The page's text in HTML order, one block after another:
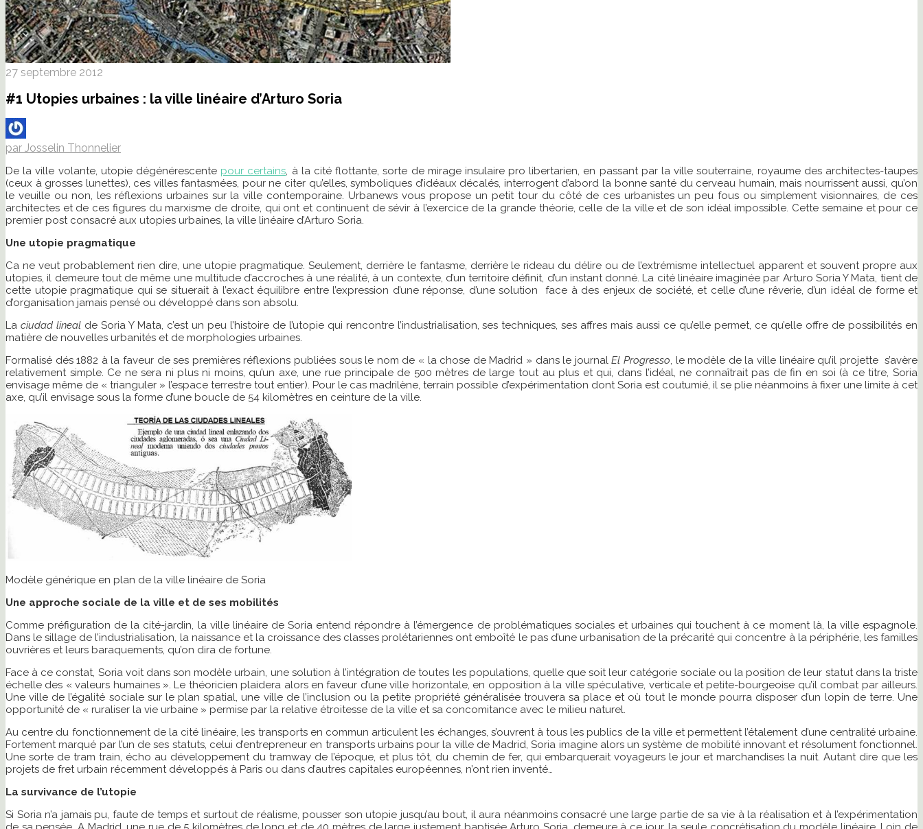
27 septembre 2012
#1 Utopies urbaines : la ville linéaire d’Arturo Soria
par Josselin Thonnelier
De la ville volante, utopie dégénérescente pour certains, à la cité flottante, sorte de mirage insulaire pro libertarien, en passant par la ville souterraine, royaume des architectes-taupes
(ceux à grosses lunettes), ces villes fantasmées, pour ne citer qu’elles, symboliques d’idéaux décalés, interrogent d’abord la bonne santé du cerveau humain, mais nourrissent aussi, qu’on
le veuille ou non, les réflexions urbaines sur la ville contemporaine. Urbanews vous propose un petit tour du côté de ces urbanistes un peu fous ou simplement visionnaires, de ces
architectes et de ces figures du marxisme de droite, qui ont et continuent de sévir à l’exercice de la grande théorie, celle de la ville et de son idéal impossible. Cette semaine et pour ce
premier post consacré aux utopies urbaines, la ville linéaire d’Arturo Soria.
Une utopie pragmatique
Ca ne veut probablement rien dire, une utopie pragmatique. Seulement, derrière le fantasme, derrière le rideau du délire ou de l’extrémisme intellectuel apparent et souvent propre aux
utopies, il demeure tout de même une multitude d’accroches à une réalité, à un contexte, d’un territoire définit, d’un instant donné. La cité linéaire imaginée par Arturo Soria Y Mata, tient de
cette utopie pragmatique qui se situerait à l’exact équilibre entre l’expression d’une réponse, d’une solution face à des enjeux de société, et celle d’une rêverie, d’un idéal de forme et
d’organisation jamais pensé ou développé dans son absolu.
La ciudad linealde Soria Y Mata, c’est un peu l’histoire de l’utopie qui rencontre l’industrialisation, ses techniques, ses affres mais aussi ce qu’elle permet, ce qu’elle offre de possibilités en
matière de nouvelles urbanités et de morphologies urbaines.
Formalisé dés 1882 à la faveur de ses premières réflexions publiées sous le nom de « la chose de Madrid » dans le journalEl Progresso, le modèle de la ville linéaire qu’il projette s’avère
relativement simple. Ce ne sera ni plus ni moins, qu’un axe, une rue principale de 500 mètres de large tout au plus et qui, dans l’idéal, ne connaîtrait pas de fin en soi (à ce titre, Soria
envisage même de « trianguler » l’espace terrestre tout entier). Pour le cas madrilène, terrain possible d’expérimentation dont Soria est coutumié, il se plie néanmoins à fixer une limite à cet
axe, qu’il envisage sous la forme d’une boucle de 54 kilomètres en ceinture de la ville.
Modèle générique en plan de la ville linéaire de Soria
Une approche sociale de la ville et de ses mobilités
Comme préfiguration de la cité-jardin, la ville linéaire de Soria entend répondre à l’émergence de problématiques sociales et urbaines qui touchent à ce moment là, la ville espagnole.
Dans le sillage de l’industrialisation, la naissance et la croissance des classes prolétariennes ont emboîté le pas d’une urbanisation de la précarité qui concentre à la périphérie, les familles
ouvrières et leurs baraquements, qu’on dira de fortune.
Face à ce constat, Soria voit dans son modèle urbain, une solution à l’intégration de toutes les populations, quelle que soit leur catégorie sociale ou la position de leur statut dans la triste
échelle des « valeurs humaines ». Le théoricien plaidera alors en faveur d’une ville horizontale, en opposition à la ville spéculative, verticale et petite-bourgeoise qu’il combat par ailleurs.
Une ville de l’égalité sociale sur le plan spatial, une ville de l’inclusion ou la petite propriété généralisée trouvera sa place et où tout le monde pourra disposer d’un lopin de terre. Une
opportunité de « ruraliser la vie urbaine » permise par la relative étroitesse de la ville et sa concomitance avec le milieu naturel.
Au centre du fonctionnement de la cité linéaire, les transports en commun articulent les échanges, s’ouvrent à tous les publics de la ville et permettent l’étalement d’une centralité urbaine.
Fortement marqué par l’un de ses statuts, celui d’entrepreneur en transports urbains pour la ville de Madrid, Soria imagine alors un système de mobilité innovant et résolument fonctionnel.
Une sorte de tram train, écho au développement du tramway de l’époque, et plus tôt, du chemin de fer, qui embarquerait voyageurs le jour et marchandises la nuit. Autant dire que les
projets de fret urbain récemment développés à Paris ou dans d’autres capitales européennes, n’ont rien inventé…
La survivance de l’utopie
Si Soria n’a jamais pu, faute de temps et surtout de réalisme, pousser son utopie jusqu’au bout, il aura néanmoins consacré une large partie de sa vie à la réalisation et à l’expérimentation